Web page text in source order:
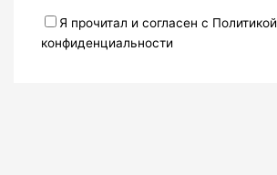
Я прочитал и согласен с Политикой
конфиденциальности